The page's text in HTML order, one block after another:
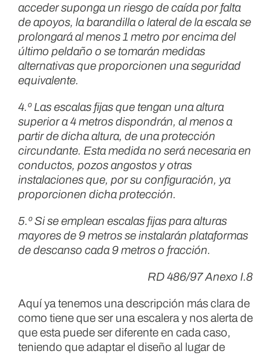
acceder suponga un riesgo de caída por falta
de apoyos, la barandilla o lateral de la escala se
prolongará al menos 1 metro por encima del
último peldaño o se tomarán medidas
alternativas que proporcionen una seguridad
equivalente.
4.º Las escalas fijas que tengan una altura
superior a 4 metros dispondrán, al menos a
partir de dicha altura, de una protección
circundante. Esta medida no será necesaria en
conductos, pozos angostos y otras
instalaciones que, por su configuración, ya
proporcionen dicha protección.
5.º Si se emplean escalas fijas para alturas
mayores de 9 metros se instalarán plataformas
de descanso cada 9 metros o fracción.
RD 486/97 Anexo I.8
Aquí ya tenemos una descripción más clara de
como tiene que ser una escalera y nos alerta de
que esta puede ser diferente en cada caso,
teniendo que adaptar el diseño al lugar de